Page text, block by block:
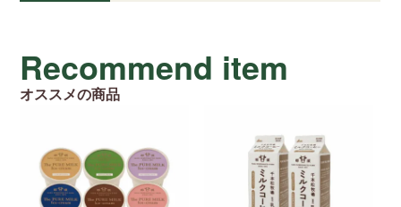
Recommend item
オススメの商品